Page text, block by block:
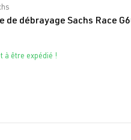
de 0 sur 5 étoiles
de débrayage Sachs Race
à être expédié !